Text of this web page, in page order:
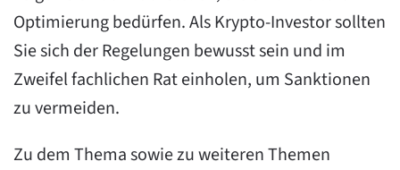
Optimierung bedürfen. Als Krypto-Investor sollten
Sie sich der Regelungen bewusst sein und im
Zweifel fachlichen Rat einholen, um Sanktionen
zu vermeiden.
Zu dem Thema sowie zu weiteren Themen